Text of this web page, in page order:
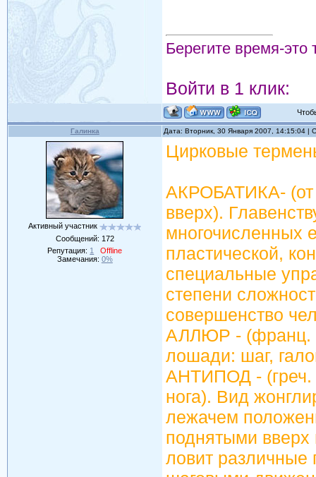
Берегите время-это
Войти в 1 клик:
Галинка Дата: Вторник, 30 Января 2007, 14:15:04 |
Активный участник
Сообщений: 172
Репутация: 1
Offline
Замечания: 0%
Цирковые
АКРОБАТИКА- (от
вверх).
многочисленных
пластической,
специальные
степени
совершенство
АЛЛЮР - (франц.
лошади: шаг,
АНТИПОД - (греч.
нога). Вид
лежачем
поднятыми вверх
ловит различные